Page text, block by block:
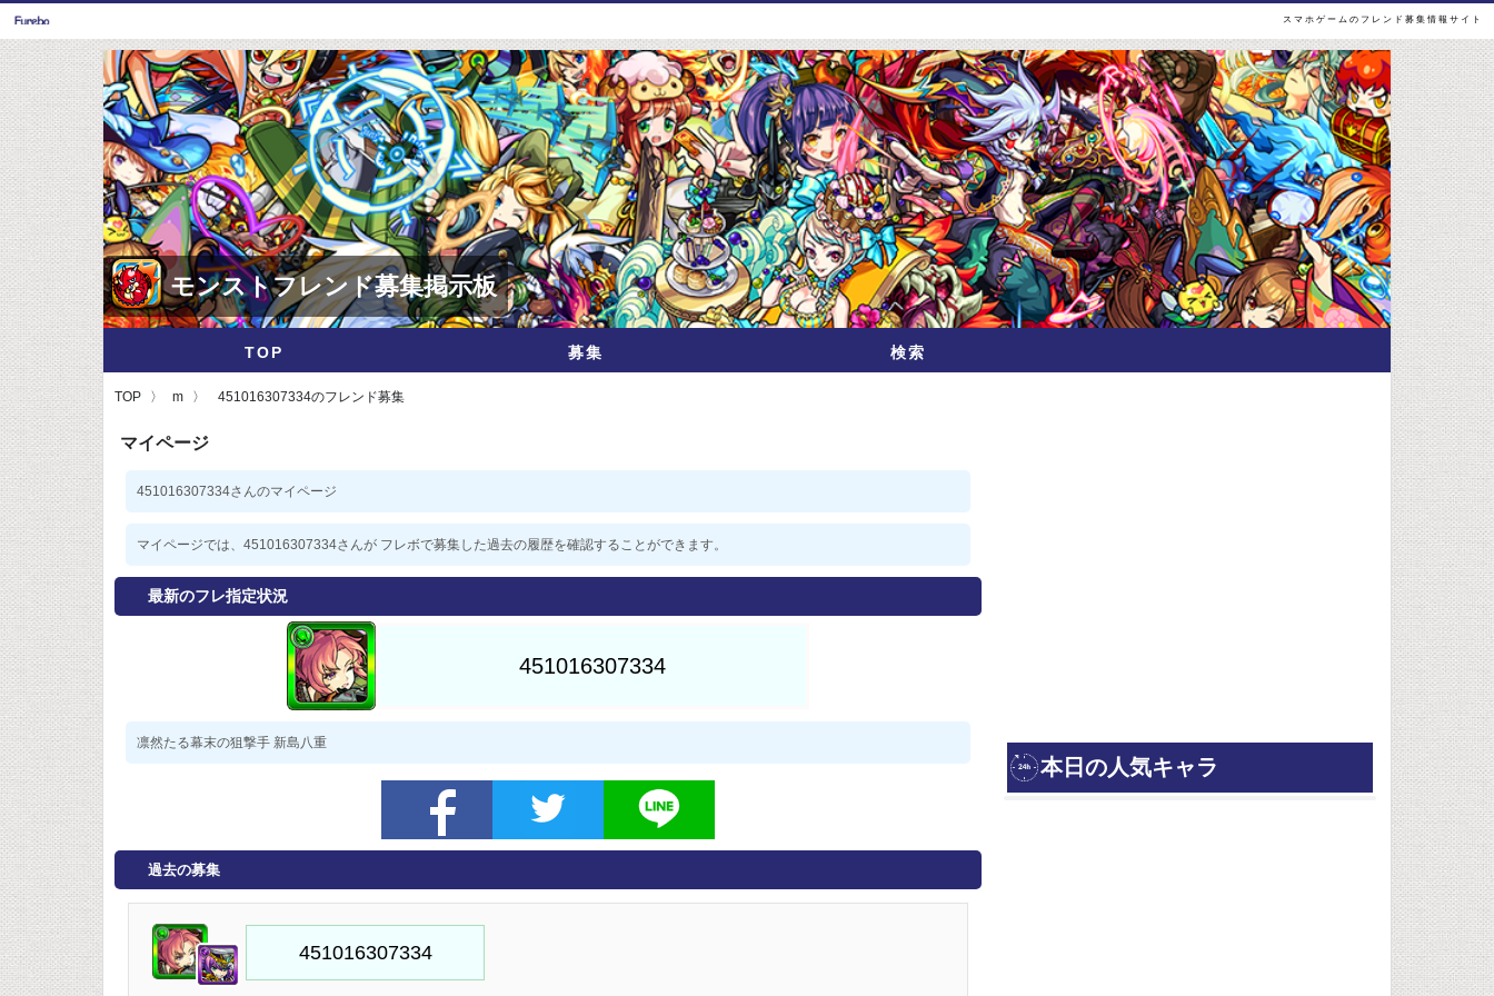
スマホゲームのフレンド募集情報サイト
モンストフレンド募集掲示板
TOP 募集 検索
TOP m 451016307334のフレンド募集
マイページ
451016307334さんのマイページ
マイページでは、451016307334さんが フレボで募集した過去の履歴を確認することができます。
最新のフレ指定状況
凛然たる幕末の狙撃手 新島八重
過去の募集